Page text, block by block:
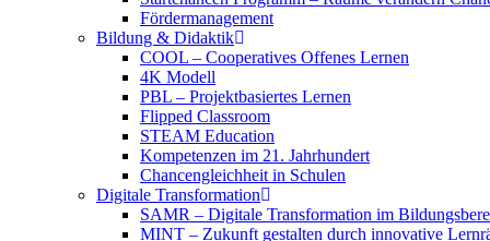
Fördermanagement
Bildung & Didaktik
COOL – Cooperatives Offenes Lernen
4K Modell
PBL – Projektbasiertes Lernen
Flipped Classroom
STEAM Education
Kompetenzen im 21. Jahrhundert
Chancengleichheit in Schulen
Digitale Transformation
SAMR – Digitale Transformation im
MINT – Zukunft gestalten durch innovative